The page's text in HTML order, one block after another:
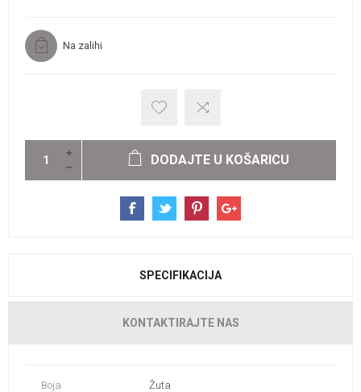
Na zalihi
DODAJTE U KOŠARICU
SPECIFIKACIJA
KONTAKTIRAJTE NAS
Boja Žuta